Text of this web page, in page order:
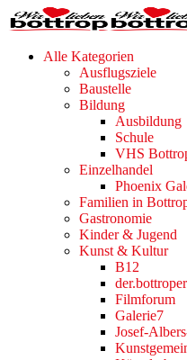
Alle Kategorien
Ausflugsziele
Baustelle
Bildung
Ausbildung
Schule
VHS
Einzelhandel
Phoenix
Familien in
Gastronomie
Kinder & Jugend
Kunst & Kultur
B12
Filmforum
Galerie7
Josef-